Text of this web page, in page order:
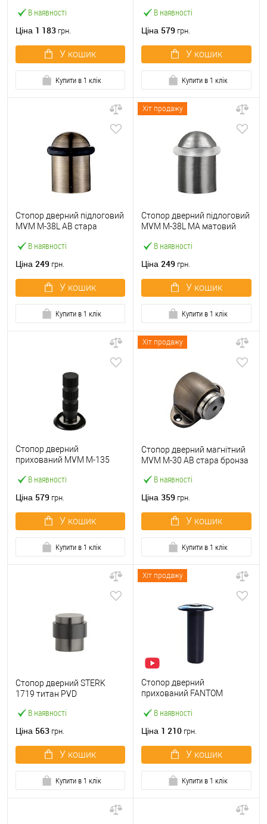
В наявності
прозорий
Ціна 1 183 грн.
У кошик
Купити в 1 клік
В наявності
нікель
Ціна 579 грн.
У кошик
Купити в 1 клік
В наявності
Стопор дверний підлоговий
MVM M-38L AB стара
Ціна 249 грн.
У кошик
Купити в 1 клік
Хіт продажу
В наявності
Стопор дверний підлоговий
MVM M-38L MA матовий
Ціна 249 грн.
У кошик
Купити в 1 клік
В наявності
Стопор дверний
прихований MVM M-135
Ціна 579 грн.
У кошик
Купити в 1 клік
Хіт продажу
В наявності
Стопор дверний магнітний
MVM M-30 AB стара бронза
Ціна 359 грн.
У кошик
Купити в 1 клік
В наявності
Стопор дверний STERK
1719 титан PVD
Ціна 563 грн.
У кошик
Купити в 1 клік
Хіт продажу
В наявності
Стопор дверний
прихований FANTOM
Ціна 1 210 грн.
У кошик
Купити в 1 клік